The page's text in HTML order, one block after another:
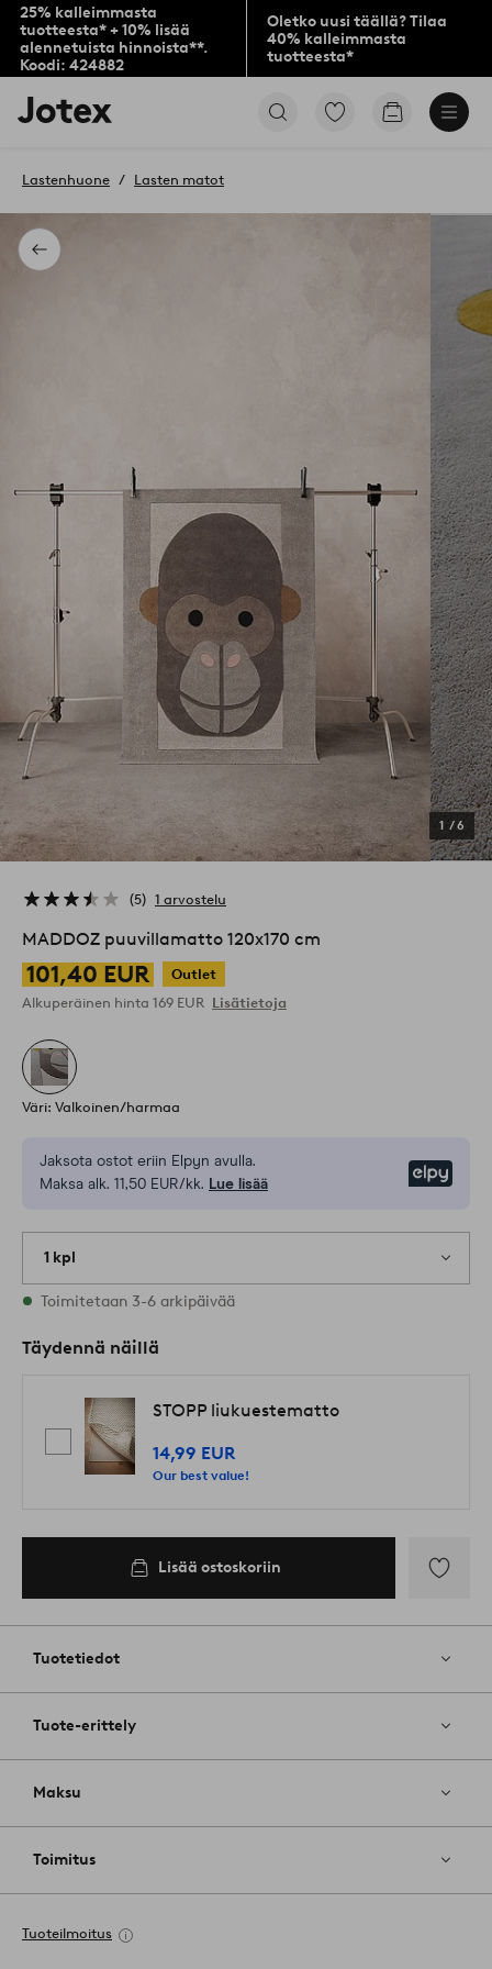
25% kalleimmasta
tuotteesta* + 10% lisää
alennetuista hinnoista**.
Koodi: 424882
Oletko uusi täällä? Tilaa
40% kalleimmasta
tuotteesta*
Jotex-
logo
aloitussivulle
Siirry
Siirry
Takaisin
Lastenhuone Lasten matot
1 /6
5 1 arvostelu
MADDOZ puuvillamatto 120x170 cm
101,40 EUR
Outlet
Alkuperäinen hinta 169 EUR Lisätietoja
Väri: Valkoinen/harmaa
Jaksota ostot eriin Elpyn avulla.
Maksa alk. 11,50 EUR/kk. Lue lisää
1 kpl
Varastossa
Toimitetaan 3-6 arkipäivää
Täydennä näillä
STOPP liukuestematto
14,99 EUR
Our best value!
Lisää ostoskoriin
Tuotetiedot
Tuote-erittely
Maksu
Toimitus
Tuoteilmoitus